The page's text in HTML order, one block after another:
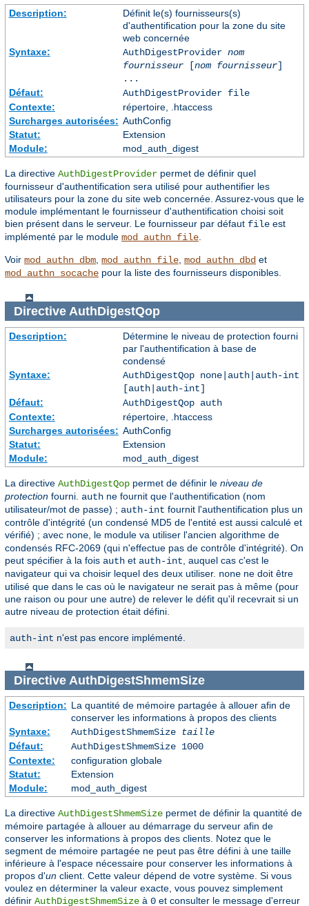
Description:
Définit le(s) fournisseurs(s)
d'authentification pour la zone du site
web concernée
Syntaxe:
AuthDigestProvider nom
fournisseur[nom fournisseur]
...
Défaut:
AuthDigestProvider file
Contexte:
répertoire, .htaccess
Surcharges autorisées: AuthConfig
Statut:
Extension
Module:
mod_auth_digest
La directive AuthDigestProvider permet de définir quel
fournisseur d'authentification sera utilisé pour authentifier les
utilisateurs pour la zone du site web concernée. Assurez-vous que le
module implémentant le fournisseur d'authentification choisi soit
bien présent dans le serveur. Le fournisseur par défaut file est
implémenté par le module mod_authn_file
Voir mod_authn_dbm mod_authn_file mod_authn_dbd et
mod_authn_socache pour la liste des fournisseurs disponibles.
Directive AuthDigestQop
Description:
Détermine le niveau de protection fourni
par l'authentification à base de
condensé
Syntaxe:
AuthDigestQop none|auth|auth-int
[auth|auth-int]
Défaut:
AuthDigestQop auth
Contexte:
répertoire, .htaccess
Surcharges autorisées: AuthConfig
Statut:
Extension
Module:
mod_auth_digest
La directive AuthDigestQop permet de définir le niveau de
protection fourni. auth ne fournit que l'authentification (nom
utilisateur/mot de passe) ; auth-int fournit l'authentification plus un
contrôle d'intégrité (un condensé MD5 de l'entité est aussi calculé et
vérifié) ; avec none, le module va utiliser l'ancien algorithme de
condensés RFC-2069 (qui n'effectue pas de contrôle d'intégrité). On
peut spécifier à la fois auth et auth-int, auquel cas c'est le
navigateur qui va choisir lequel des deux utiliser. none ne doit être
utilisé que dans le cas où le navigateur ne serait pas à même (pour
une raison ou pour une autre) de relever le défit qu'il recevrait si un
autre niveau de protection était défini.
auth-int n'est pas encore implémenté.
Directive AuthDigestShmemSize
Description: La quantité de mémoire partagée à allouer afin de
conserver les informations à propos des clients
Syntaxe:
AuthDigestShmemSize
taille
Défaut:
AuthDigestShmemSize 1000
Contexte:
configuration globale
Statut:
Extension
Module:
mod_auth_digest
La directive AuthDigestShmemSize permet de définir la quantité de
mémoire partagée à allouer au démarrage du serveur afin de
conserver les informations à propos des clients. Notez que le
segment de mémoire partagée ne peut pas être défini à une taille
inférieure à l'espace nécessaire pour conserver les informations à
propos d'un client. Cette valeur dépend de votre système. Si vous
voulez en déterminer la valeur exacte, vous pouvez simplement
définir AuthDigestShmemSize à 0 et consulter le message d'erreur